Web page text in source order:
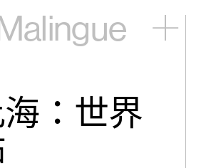
Malingue
：世界